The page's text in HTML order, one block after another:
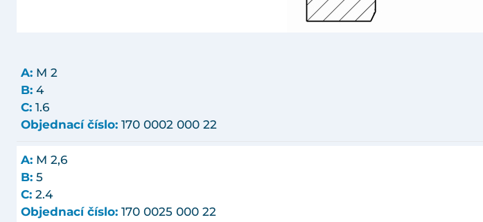
A: M 2
B: 4
C: 1.6
Objednací číslo: 170 0002 000 22
A: M 2,6
B: 5
C: 2.4
Objednací číslo: 170 0025 000 22